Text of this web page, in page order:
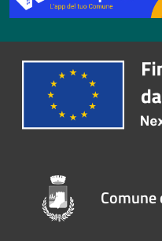
Comune